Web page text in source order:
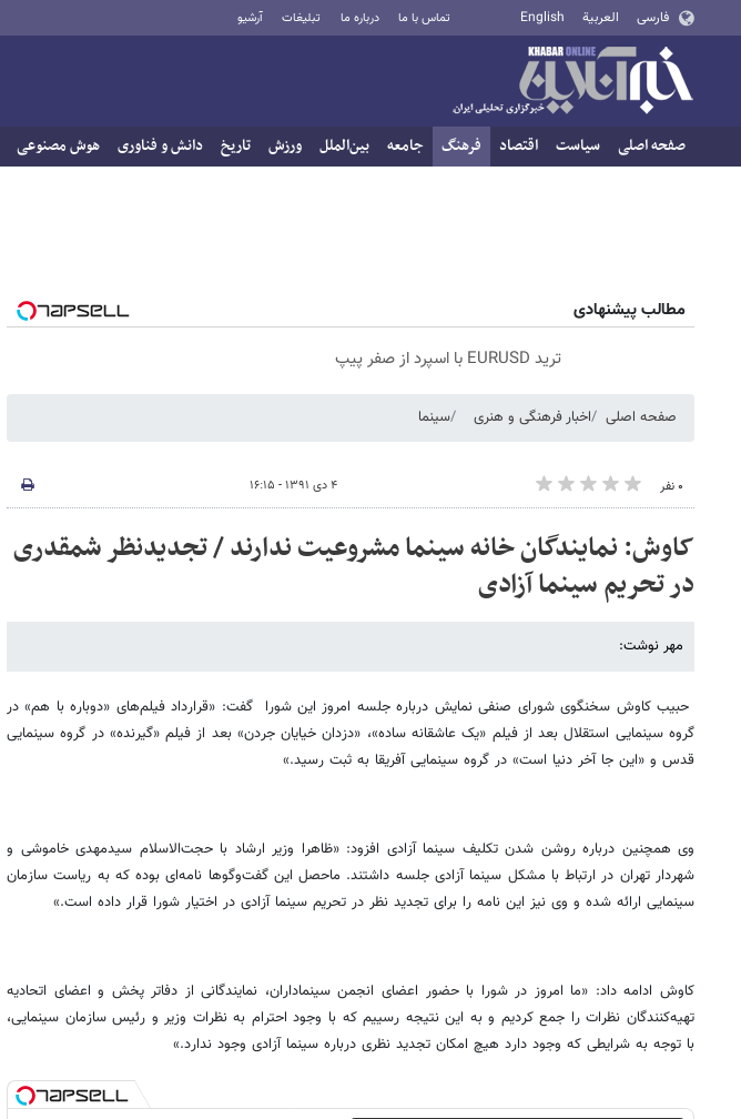
فارسی العربية English تماس با ما درباره ما تبلیغات آرشیو
صفحه اصلی سیاست اقتصاد فرهنگ جامعه بین‌الملل ورزش تاریخ دانش و فناوری هوش مصنوعی
مطالب پیشنهادی
ترید EURUSD با اسپرد از صفر پیپ
صفحه اصلی اخبار فرهنگی و هنری سینما
۰ نفر ۴ دی ۱۳۹۱ - ۱۶:۱۵
کاوش: نمایندگان خانه سینما مشروعیت ندارند / تجدیدنظر شمقدری
در تحریم سینما آزادی
مهر نوشت:
حبیب کاوش سخنگوی شورای صنفی نمایش درباره جلسه امروز این شورا گفت: «قرارداد فیلم‌های «دوباره با هم» در
گروه سینمایی استقلال بعد از فیلم «یک عاشقانه ساده»، «دزدان خیایان جردن» بعد از فیلم «گیرنده» در گروه سینمایی
قدس و «این جا آخر دنیا است» در گروه سینمایی آفریقا به ثبت رسید.»
وی همچنین درباره روشن شدن تکلیف سینما آزادی افزود: «ظاهرا وزیر ارشاد با حجت‌الاسلام سیدمهدی خاموشی و
شهردار تهران در ارتباط با مشکل سینما آزادی جلسه داشتند. ماحصل این گفت‌وگوها نامه‌ای بوده که به ریاست سازمان
سینمایی ارائه شده و وی نیز این نامه را برای تجدید نظر در تحریم سینما آزادی در اختیار شورا قرار داده است.»
کاوش ادامه داد: «ما امروز در شورا با حضور اعضای انجمن سینماداران، نمایندگانی از دفاتر پخش و اعضای اتحادیه
تهیه‌کنندگان نظرات را جمع کردیم و به این نتیجه رسییم که با وجود احترام به نظرات وزیر و رئیس سازمان سینمایی،
با توجه به شرایطی که وجود دارد هیچ امکان تجدید نظری درباره سینما آزادی وجود ندارد.»